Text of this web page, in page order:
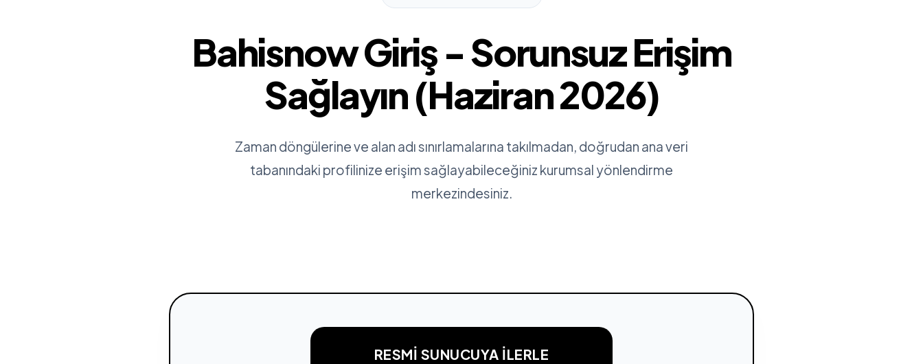
Bahisnow Giriş - Sorunsuz Erişim
Sağlayın (Haziran 2026)
Zaman döngülerine ve alan adı sınırlamalarına takılmadan, doğrudan ana veri
tabanındaki profilinize erişim sağlayabileceğiniz kurumsal yönlendirme
merkezindesiniz.
RESMI SUNUCUYA İLERLE